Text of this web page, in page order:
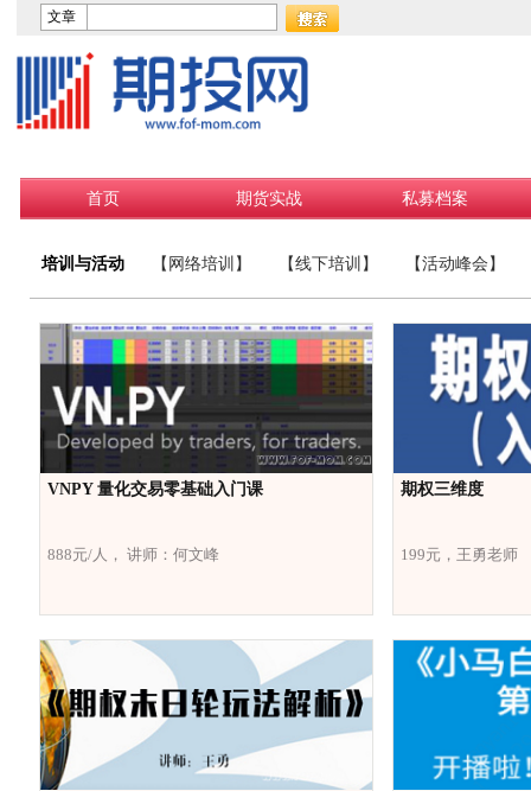
文章
首页 期货实战 私募档案
培训与活动 【网络培训】 【线下培训】 【活动峰会】
VNPY 量化交易零基础入门课
888元/人， 讲师：何文峰
期权三维度
199元，王勇老师